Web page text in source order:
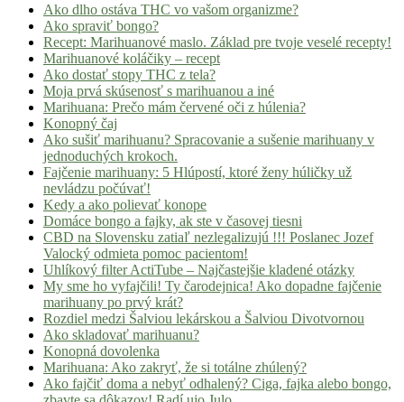
Ako dlho ostáva THC vo vašom organizme?
Ako spraviť bongo?
Recept: Marihuanové maslo. Základ pre tvoje veselé recepty!
Marihuanové koláčiky – recept
Ako dostať stopy THC z tela?
Moja prvá skúsenosť s marihuanou a iné
Marihuana: Prečo mám červené oči z húlenia?
Konopný čaj
Ako sušiť marihuanu? Spracovanie a sušenie marihuany v
jednoduchých krokoch.
Fajčenie marihuany: 5 Hlúpostí, ktoré ženy húličky už
nevládzu počúvať!
Kedy a ako polievať konope
Domáce bongo a fajky, ak ste v časovej tiesni
CBD na Slovensku zatiaľ nezlegalizujú !!! Poslanec Jozef
Valocký odmieta pomoc pacientom!
Uhlíkový filter ActiTube – Najčastejšie kladené otázky
My sme ho vyfajčili! Ty čarodejnica! Ako dopadne fajčenie
marihuany po prvý krát?
Rozdiel medzi Šalviou lekárskou a Šalviou Divotvornou
Ako skladovať marihuanu?
Konopná dovolenka
Marihuana: Ako zakryť, že si totálne zhúlený?
Ako fajčiť doma a nebyť odhalený? Ciga, fajka alebo bongo,